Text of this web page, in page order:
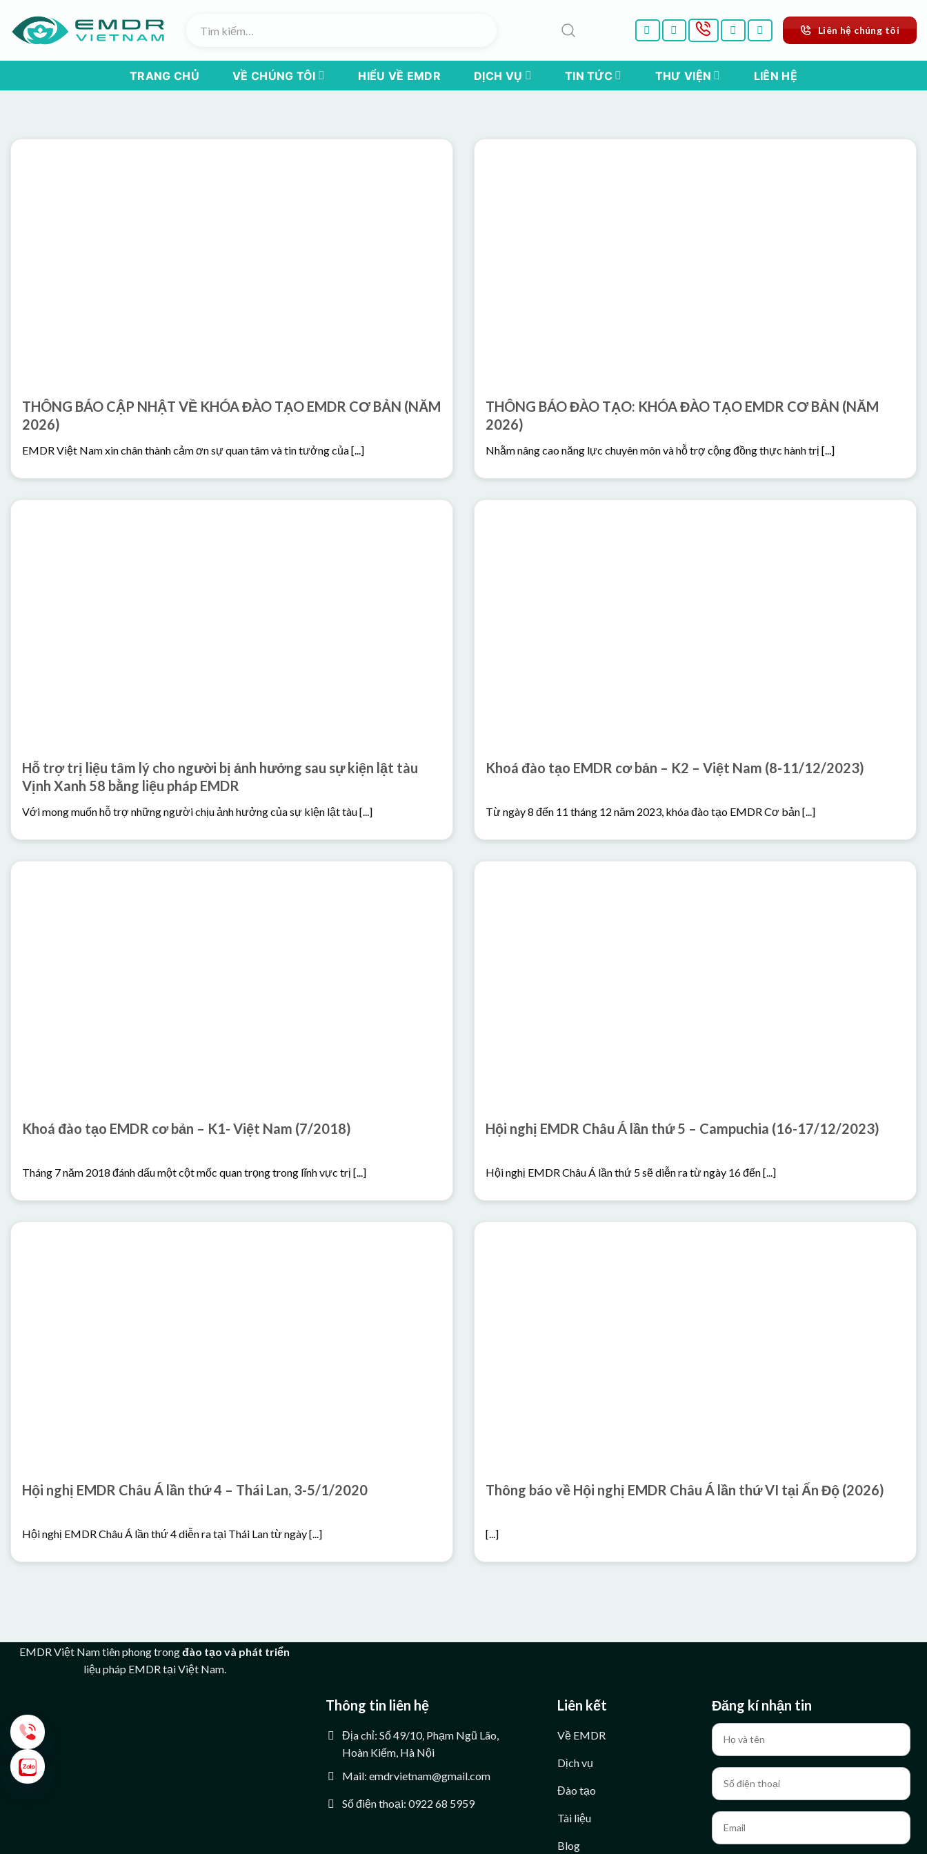
content
kiếm:
Liên hệ chúng tôi
TRANG CHỦ VỀ CHÚNG TÔI HIỂU VỀ EMDR DỊCH VỤ TIN TỨC THƯ VIỆN LIÊN HỆ
THÔNG BÁO CẬP NHẬT VỀ KHÓA ĐÀO TẠO EMDR CƠ BẢN (NĂM
2026)
EMDR Việt Nam xin chân thành cảm ơn sự quan tâm và tin tưởng của [...]
THÔNG BÁO ĐÀO TẠO: KHÓA ĐÀO TẠO EMDR CƠ BẢN (NĂM
2026)
Nhằm nâng cao năng lực chuyên môn và hỗ trợ cộng đồng thực hành trị [...]
Hỗ trợ trị liệu tâm lý cho người bị ảnh hưởng sau sự kiện lật tàu
Vịnh Xanh 58 bằng liệu pháp EMDR
Với mong muốn hỗ trợ những người chịu ảnh hưởng của sự kiện lật tàu [...]
Khoá đào tạo EMDR cơ bản – K2 – Việt Nam (8-11/12/2023)
Từ ngày 8 đến 11 tháng 12 năm 2023, khóa đào tạo EMDR Cơ bản [...]
Khoá đào tạo EMDR cơ bản – K1- Việt Nam (7/2018)
Tháng 7 năm 2018 đánh dấu một cột mốc quan trọng trong lĩnh vực trị [...]
Hội nghị EMDR Châu Á lần thứ 5 – Campuchia (16-17/12/2023)
Hội nghị EMDR Châu Á lần thứ 5 sẽ diễn ra từ ngày 16 đến [...]
Hội nghị EMDR Châu Á lần thứ 4 – Thái Lan, 3-5/1/2020
Hội nghị EMDR Châu Á lần thứ 4 diễn ra tại Thái Lan từ ngày [...]
Thông báo về Hội nghị EMDR Châu Á lần thứ VI tại Ấn Độ (2026)
[...]
EMDR Việt Nam tiên phong trongđào tạo và phát triển
liệu pháp EMDR tại Việt Nam.
Thông tin liên hệ
Địa chỉ: Số 49/10, Phạm Ngũ Lão,
Hoàn Kiếm, Hà Nội
Mail: emdrvietnam@gmail.com
Số điện thoại: 0922 68 5959
Liên kết
Về EMDR
Dịch vụ
Đào tạo
Tài liệu
Blog
Đăng kí nhận tin